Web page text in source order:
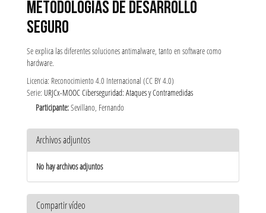
METODOLOGÍAS DE DESARROLLO
SEGURO
Se explica las diferentes soluciones antimalware, tanto en software como
hardware.
Licencia: Reconocimiento 4.0 Internacional (CC BY 4.0)
Serie: URJCx-MOOC Ciberseguridad: Ataques y Contramedidas
Participante:Sevillano, Fernando
Archivos adjuntos
No hay archivos adjuntos
Compartir vídeo